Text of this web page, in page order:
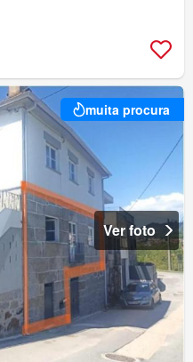
muita procura
Ver foto